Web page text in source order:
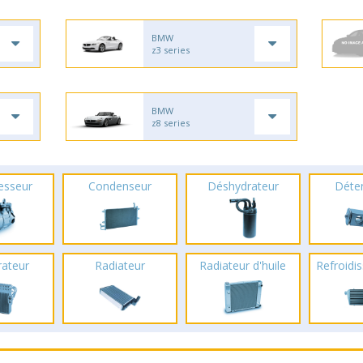
BMW
z3 series
BMW
z8 series
Condenseur Déshydrateur
Radiateur Radiateur d'huile